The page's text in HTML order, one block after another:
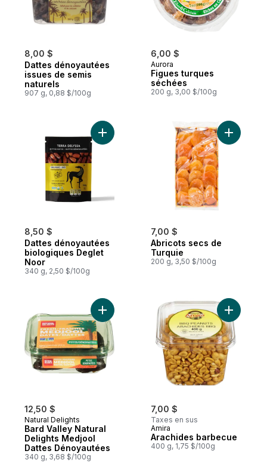
8,00 $
Dattes dénoyautées
issues de semis
naturels
907 g, 0,88 $/100g
6,00 $
Aurora
Figues turques
séchées
200 g, 3,00 $/100g
8,50 $
Dattes dénoyautées
biologiques Deglet
Noor
340 g, 2,50 $/100g
Ajouter Dattes dénoyautées biologiques
7,00 $
Abricots secs de
Turquie
200 g, 3,50 $/100g
Ajouter
12,50 $
Natural Delights
Bard Valley Natural
Delights Medjool
Dattes Dénoyautées
340 g, 3,68 $/100g
Ajouter Bard Valley Natural Delights
7,00 $
Taxes en sus
Amira
Arachides barbecue
400 g, 1,75 $/100g
Ajouter